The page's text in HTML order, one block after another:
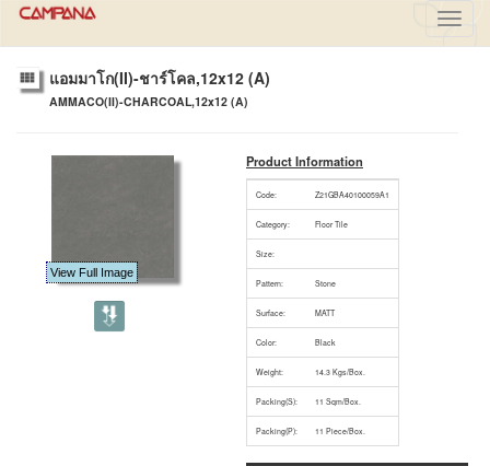
แอมมาโก(II)-ชาร์โคล,12x12 (A)
AMMACO(II)-CHARCOAL,12x12 (A)
Product Information
Code: Z21GBA40100059A1
Category: Floor Tile
Size:
Pattern: Stone
Surface: MATT
Color: Black
Weight: 14.3 Kgs/Box.
Packing(S): 11 Sqm/Box.
Packing(P): 11 Piece/Box.
View Full Image